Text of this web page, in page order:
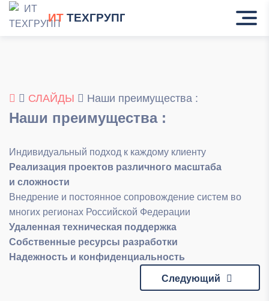
ИТ ТЕХГРУПП
СЛАЙДЫ Наши преимущества :
Наши преимущества :
Индивидуальный подход к каждому клиенту
Реализация проектов различного масштаба
и сложности
Внедрение и постоянное сопровождение систем во
многих регионах Российской Федерации
Удаленная техническая поддержка
Собственные ресурсы разработки
Надежность и конфиденциальность
Следующий